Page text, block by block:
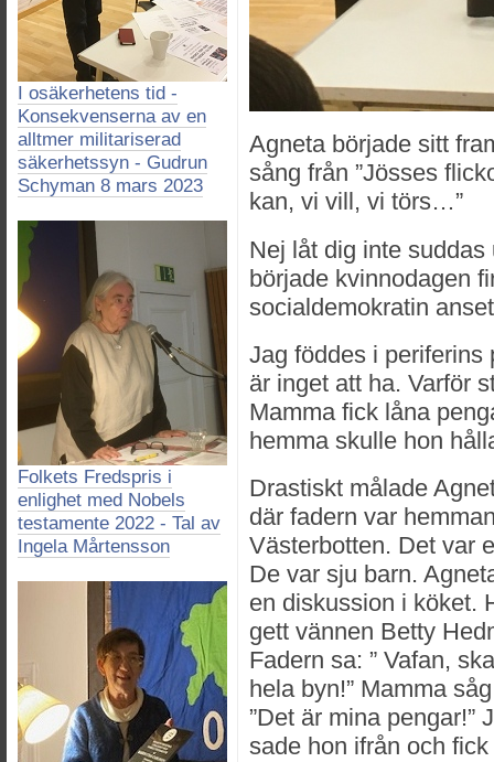
I osäkerhetens tid -
Konsekvenserna av en
alltmer militariserad
säkerhetssyn - Gudrun
Schyman 8 mars 2023
Folkets Fredspris i
enlighet med Nobels
testamente 2022 - Tal av
Ingela Mårtensson
Agneta började sitt
sång från ”Jösses
kan, vi vill, vi törs…”
Nej låt dig inte
började kvinnodagen
socialdemokratin
Jag föddes i periferins
är inget att ha. Varför
Mamma fick låna
hemma skulle hon
Drastiskt målade
där fadern var
Västerbotten. Det var
De var sju barn.
en diskussion i köket.
gett vännen Betty
Fadern sa: ” Vafan,
hela byn!” Mamma
”Det är mina pengar!”
sade hon ifrån och